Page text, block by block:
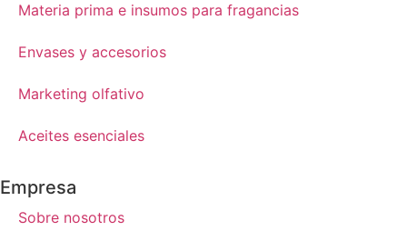
Materia prima e insumos para fragancias
Envases y accesorios
Marketing olfativo
Aceites esenciales
Empresa
Sobre nosotros